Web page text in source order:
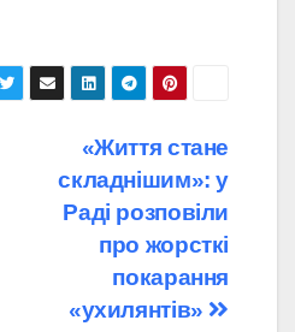
«Життя стане
складнішим»: у
Раді розповіли
про жорсткі
покарання
«ухилянтів»